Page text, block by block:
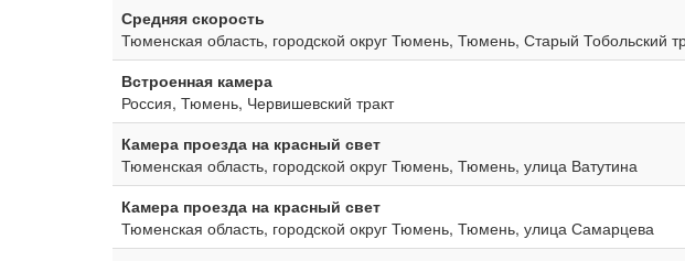
Средняя скорость
Тюменская область, городской округ Тюмень, Тюмень, Старый Тобольский
Встроенная камера
Россия, Тюмень, Червишевский тракт
Камера проезда на красный свет
Тюменская область, городской округ Тюмень, Тюмень, улица Ватутина
Камера проезда на красный свет
Тюменская область, городской округ Тюмень, Тюмень, улица Самарцева